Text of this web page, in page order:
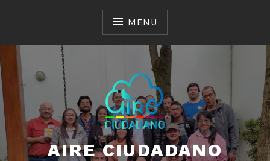
MENU
AIRE CIUDADANO